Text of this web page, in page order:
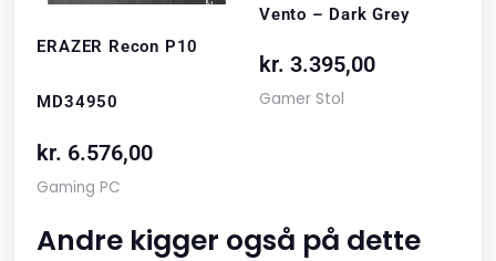
ERAZER Recon P10
MD34950
kr. 6.576,00
Gaming PC
Vento – Dark Grey
kr. 3.395,00
Gamer Stol
Andre kigger også på dette